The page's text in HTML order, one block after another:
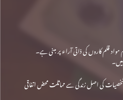
قلم کاروں کی ذاتی آراء پر مبنی ہے۔
کی اصل زندگی سے مماثلت محض اتفاقی